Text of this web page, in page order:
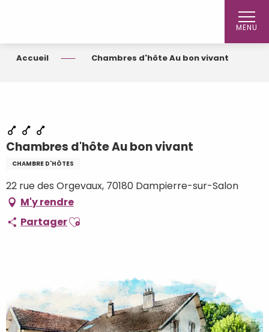
MENU
Accueil Chambres d'hôte Au bon vivant
Chambres d'hôte Au bon vivant
CHAMBRE D'HÔTES
22 rue des Orgevaux, 70180 Dampierre-sur-Salon
M'y rendre
PartagerAjouter aux favoris